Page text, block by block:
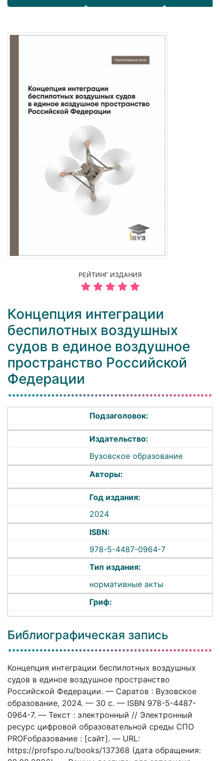
РЕЙТИНГ ИЗДАНИЯ
Концепция интеграции
беспилотных воздушных
судов в единое воздушное
пространство Российской
Федерации
Подзаголовок:
Издательство:
Вузовское образование
Авторы:
Год издания:
2024
ISBN:
978-5-4487-0964-7
Тип издания:
нормативные акты
Гриф:
Библиографическая запись
Концепция интеграции беспилотных воздушных
судов в единое воздушное пространство
Российской Федерации. — Саратов : Вузовское
образование, 2024. — 30 c. — ISBN 978-5-4487-
0964-7. — Текст : электронный // Электронный
ресурс цифровой образовательной среды СПО
PROFобразование : [сайт]. — URL:
https://profspo.ru/books/137368 (дата обращения: